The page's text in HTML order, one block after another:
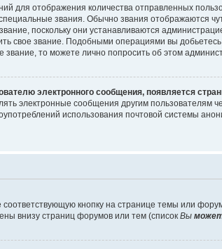
для отображения количества отправленных
звания. Обычно звания отображаются
поскольку они устанавливаются
свое звание. Подобными операциями вы
то можете лично попросить об этом
электронного сообщения, появляется
электронные сообщения другим
использования почтовой системы
кнопку на странице темы или
внизу страниц форумов или тем (список Вы